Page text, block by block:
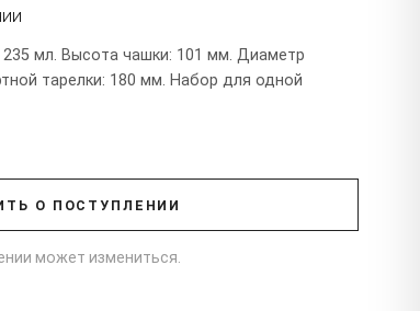
мл. Высота чашки: 101 мм. Диаметр
тарелки: 180 мм. Набор для одной
О ПОСТУПЛЕНИИ
может измениться.